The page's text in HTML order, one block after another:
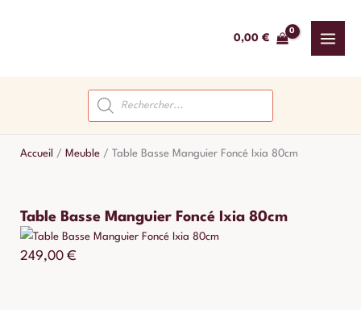
0,00 €
Recherche
de
produits
Accueil / Meuble / Table Basse Manguier Foncé Ixia 80cm
Table Basse Manguier Foncé Ixia 80cm
249,00 €